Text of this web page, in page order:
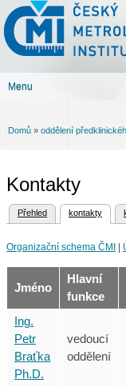
Český
metrologický
institut
Menu
Jste zde
Domů » oddělení
Kontakty
Hlavní záložky
Přehled kontakty
(aktivní záložka)
Organizační schema ČMI
Jméno
Hlavní
funkce
Ing.
Petr
Braťka
Ph.D.
vedoucí
oddělení